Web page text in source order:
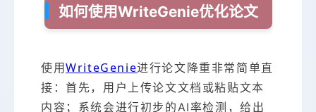
如何使用WriteGenie优化论文
使用WriteGenie进行论文降重非常简单直
接：首先，用户上传论文文档或粘贴文本
内容；系统会进行初步的AI率检测，给出